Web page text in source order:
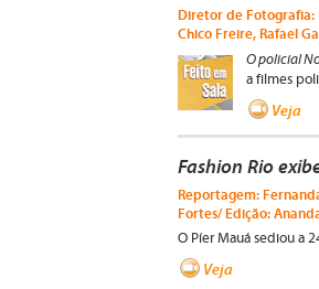
Diretor de Fotografia:
Chico Freire, Rafael
O policial
a filmes
Veja
Fashion Rio
Reportagem:
Fortes/ Edição:
O Píer Mauá sediou a
Veja